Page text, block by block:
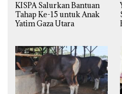
KISPA Salurkan Bantuan
Tahap Ke-15 untuk Anak
Yatim Gaza Utara